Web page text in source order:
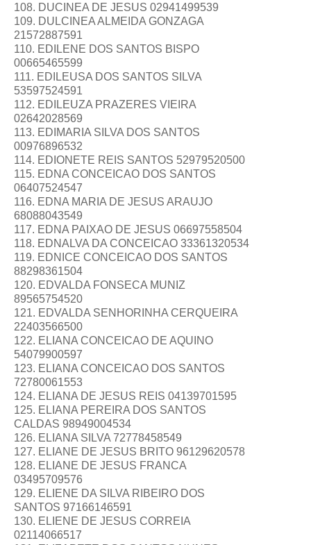
108. DUCINEA DE JESUS 02941499539
109. DULCINEA ALMEIDA GONZAGA
21572887591
110. EDILENE DOS SANTOS BISPO
00665465599
111. EDILEUSA DOS SANTOS SILVA
53597524591
112. EDILEUZA PRAZERES VIEIRA
02642028569
113. EDIMARIA SILVA DOS SANTOS
00976896532
114. EDIONETE REIS SANTOS 52979520500
115. EDNA CONCEICAO DOS SANTOS
06407524547
116. EDNA MARIA DE JESUS ARAUJO
68088043549
117. EDNA PAIXAO DE JESUS 06697558504
118. EDNALVA DA CONCEICAO 33361320534
119. EDNICE CONCEICAO DOS SANTOS
88298361504
120. EDVALDA FONSECA MUNIZ
89565754520
121. EDVALDA SENHORINHA CERQUEIRA
22403566500
122. ELIANA CONCEICAO DE AQUINO
54079900597
123. ELIANA CONCEICAO DOS SANTOS
72780061553
124. ELIANA DE JESUS REIS 04139701595
125. ELIANA PEREIRA DOS SANTOS
CALDAS 98949004534
126. ELIANA SILVA 72778458549
127. ELIANE DE JESUS BRITO 96129620578
128. ELIANE DE JESUS FRANCA
03495709576
129. ELIENE DA SILVA RIBEIRO DOS
SANTOS 97166146591
130. ELIENE DE JESUS CORREIA
02114066517